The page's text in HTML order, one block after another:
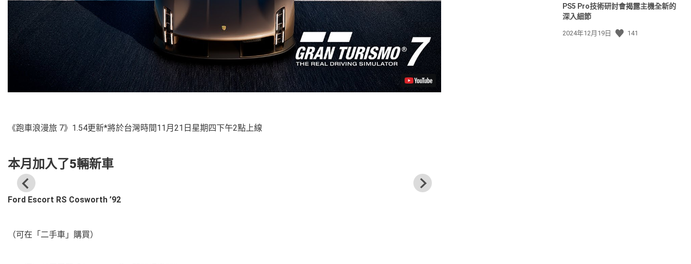
《跑車浪漫旅 7》1.54更新*將於台灣時間11月21日星期四下午2點上線
本月加入了5輛新車
Ford Escort RS Cosworth ’92
（可在「二手車」購買）
PS5 Pro技術研討會揭露主機全新的
深入細節
發
2024年12月19日 141